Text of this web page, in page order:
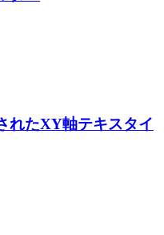
れたXY軸テキスタイ